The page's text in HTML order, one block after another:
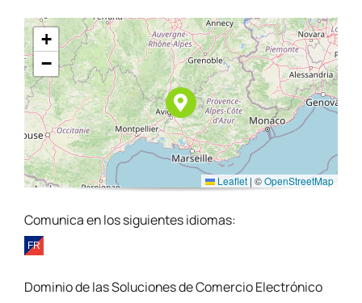
+
−
Leaflet | ©OpenStreetMap
Comunica en los siguientes idiomas:
Dominio de las Soluciones de Comercio Electrónico